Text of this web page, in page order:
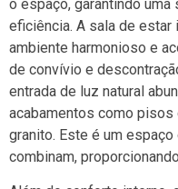
o espaço, garantindo
eficiência. A sala de estar
ambiente harmonioso e
de convívio e
entrada de luz natural
acabamentos como pisos
granito. Este é um
combinam,